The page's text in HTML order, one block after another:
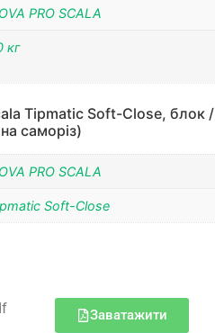
PRO SCALA
кг
Tipmatic Soft-Close, блок /
саморіз)
PRO SCALA
Soft-Close
Заватажити